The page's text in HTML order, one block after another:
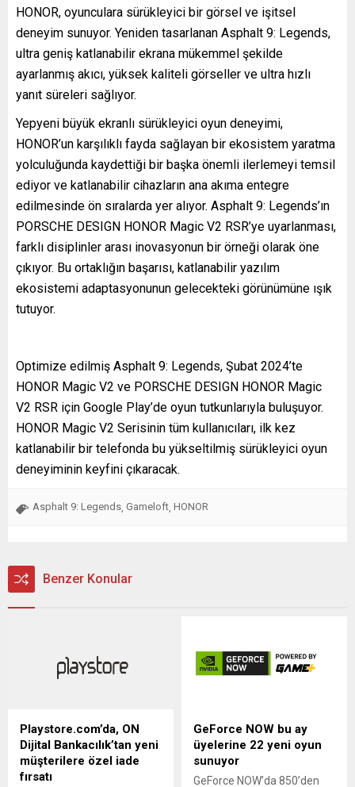
HONOR, oyunculara sürükleyici bir görsel ve işitsel
deneyim sunuyor. Yeniden tasarlanan Asphalt 9: Legends,
ultra geniş katlanabilir ekrana mükemmel şekilde
ayarlanmış akıcı, yüksek kaliteli görseller ve ultra hızlı
yanıt süreleri sağlıyor.
Yepyeni büyük ekranlı sürükleyici oyun deneyimi,
HONOR’un karşılıklı fayda sağlayan bir ekosistem yaratma
yolculuğunda kaydettiği bir başka önemli ilerlemeyi temsil
ediyor ve katlanabilir cihazların ana akıma entegre
edilmesinde ön sıralarda yer alıyor. Asphalt 9: Legends’ın
PORSCHE DESIGN HONOR Magic V2 RSR’ye uyarlanması,
farklı disiplinler arası inovasyonun bir örneği olarak öne
çıkıyor. Bu ortaklığın başarısı, katlanabilir yazılım
ekosistemi adaptasyonunun gelecekteki görünümüne ışık
tutuyor.
Optimize edilmiş Asphalt 9: Legends, Şubat 2024’te
HONOR Magic V2 ve PORSCHE DESIGN HONOR Magic
V2 RSR için Google Play’de oyun tutkunlarıyla buluşuyor.
HONOR Magic V2 Serisinin tüm kullanıcıları, ilk kez
katlanabilir bir telefonda bu yükseltilmiş sürükleyici oyun
deneyiminin keyfini çıkaracak.
Asphalt 9: Legends Gameloft HONOR
Benzer Konular
Playstore.com’da, ON
Dijital Bankacılık’tan yeni
müşterilere özel iade
fırsatı
GeForce NOW bu ay
üyelerine 22 yeni oyun
sunuyor
GeForce NOW’da 850’den